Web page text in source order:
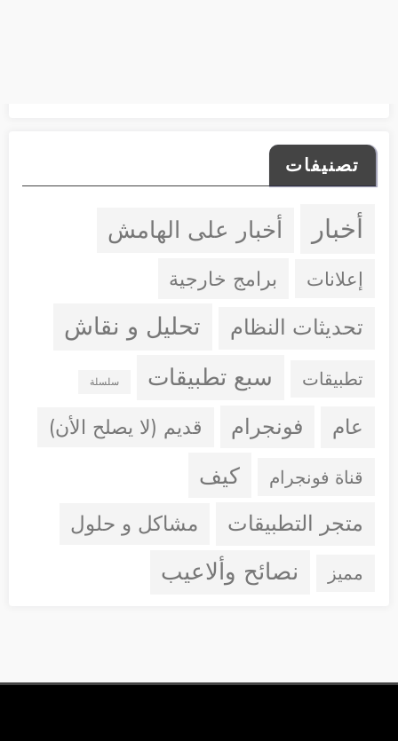
تصنيفات
أخبار أخبار على الهامش
إعلانات برامج خارجية
تحديثات النظام تحليل و نقاش
تطبيقات سبع تطبيقات سلسلة
عام فونجرام قديم (لا يصلح الأن)
قناة فونجرام كيف
متجر التطبيقات مشاكل و حلول
مميز نصائح وألاعيب